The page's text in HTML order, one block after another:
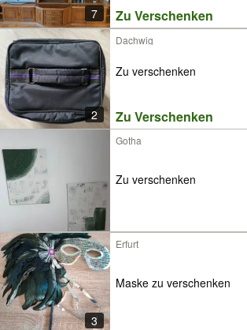
7 Zu Verschenken
2
Dachwig
Zu verschenken
Zu Verschenken
Gotha
Zu verschenken
3
Erfurt
Maske zu verschenken